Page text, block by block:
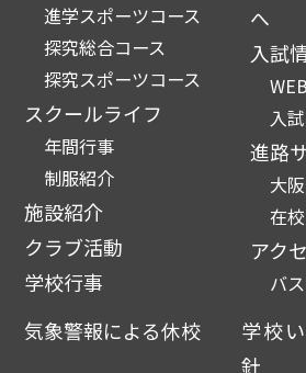
進学スポーツコース
探究総合コース
探究スポーツコース
スクールライフ
年間行事
制服紹介
施設紹介
クラブ活動
学校行事
へ
入試
入
進路
大
在
アク
バ
気象警報による休校
学校
針